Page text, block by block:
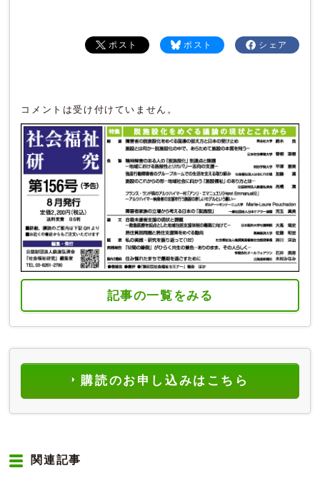
シェア
ポスト
ポスト
コメントは受け付けていません。
記事の一覧をみる
購読のお申し込みはこちら
関連記事